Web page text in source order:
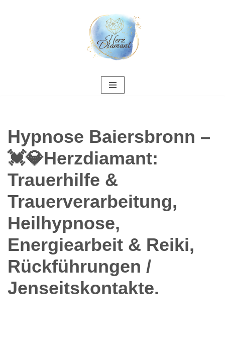
Hypnose Baiersbronn –
💓️💎Herzdiamant:
Trauerhilfe &
Trauerverarbeitung,
Heilhypnose,
Energiearbeit & Reiki,
Rückführungen /
Jenseitskontakte.